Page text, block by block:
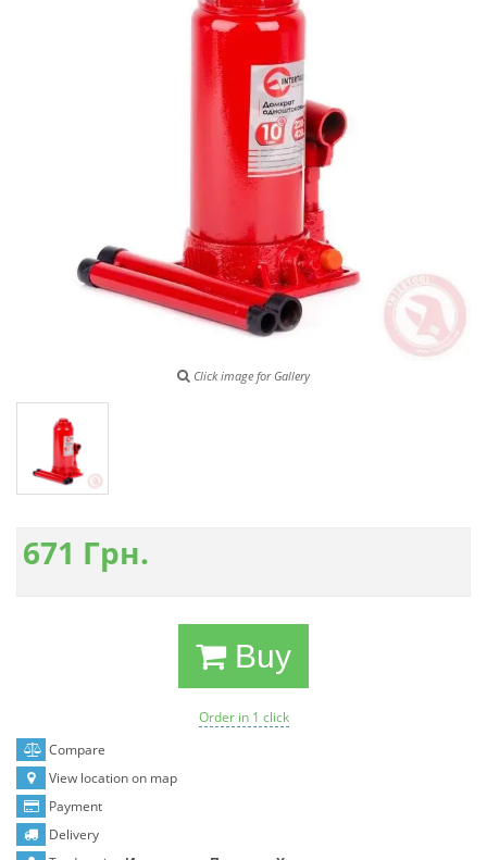
Click image for Gallery
671 Грн.
Buy
Order in 1 click
Compare
View location on map
Payment
Delivery